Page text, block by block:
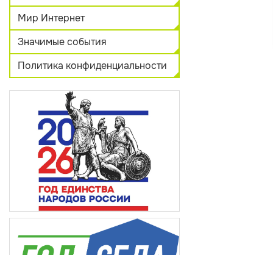
Мир Интернет
Значимые события
Политика конфиденциальности